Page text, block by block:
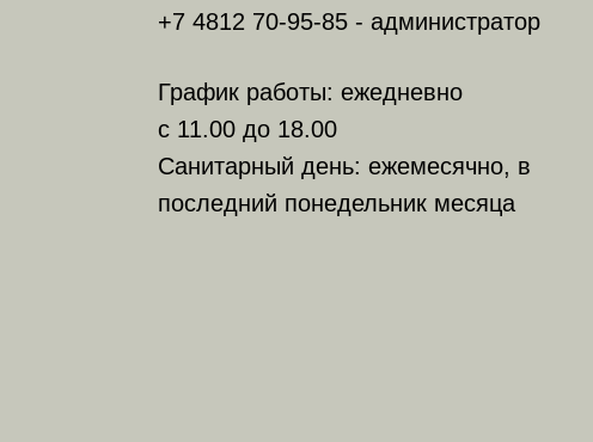
График работы: ежедневно
с 11.00 до 18.00
Санитарный день: ежемесячно, в
последний понедельник месяца
+7 4812 70-95-85 - администратор